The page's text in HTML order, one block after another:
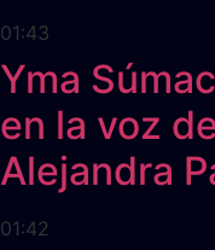
01:43
Yma
en la voz
Alejandra
01:42